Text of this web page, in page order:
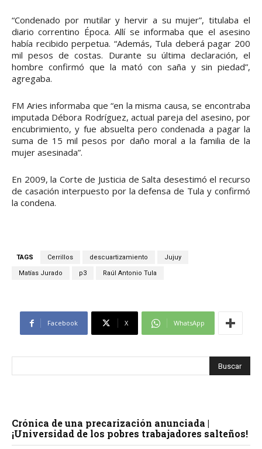
“Condenado por mutilar y hervir a su mujer”, titulaba el
diario correntino Época. Allí se informaba que el asesino
había recibido perpetua. “Además, Tula deberá pagar 200
mil pesos de costas. Durante su última declaración, el
hombre confirmó que la mató con saña y sin piedad”,
agregaba.
FM Aries informaba que “en la misma causa, se encontraba
imputada Débora Rodríguez, actual pareja del asesino, por
encubrimiento, y fue absuelta pero condenada a pagar la
suma de 15 mil pesos por daño moral a la familia de la
mujer asesinada”.
En 2009, la Corte de Justicia de Salta desestimó el recurso
de casación interpuesto por la defensa de Tula y confirmó
la condena.
TAGS Cerrillos descuartizamiento Jujuy
Matías Jurado p3 Raúl Antonio Tula
Facebook X WhatsApp
Crónica de una precarización anunciada |
¡Universidad de los pobres trabajadores salteños!